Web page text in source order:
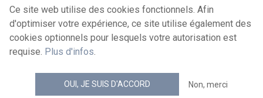
Conditions de réutilisation
Contactez-nous
news.belgium flux RSS
Ce site web utilise des cookies fonctionnels. Afin
d'optimiser votre expérience, ce site utilise également des
cookies optionnels pour lesquels votre autorisation est
requise. Plus d'infos.
OUI, JE SUIS D'ACCORD Non, merci